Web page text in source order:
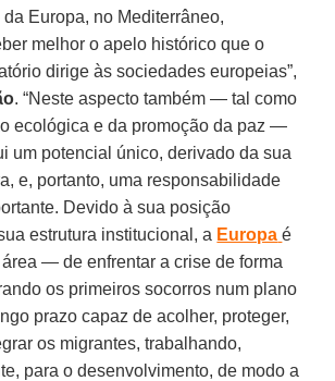
da Europa, no Mediterrâneo,
melhor o apelo histórico que o
dirige às sociedades europeias”,
. “Neste aspecto também — tal como
ecológica e da promoção da paz —
um potencial único, derivado da sua
e, portanto, uma responsabilidade
Devido à sua posição
estrutura institucional, a Europa é
— de enfrentar a crise de forma
os primeiros socorros num plano
prazo capaz de acolher, proteger,
os migrantes, trabalhando,
para o desenvolvimento, de modo a